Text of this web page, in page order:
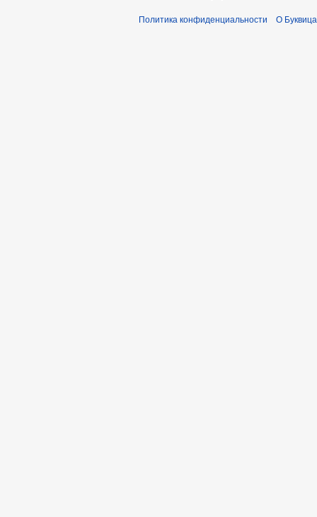
Политика конфиденциальности О Буквица